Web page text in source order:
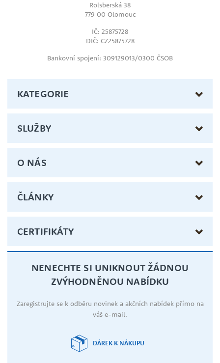
Rolsberská 38
779 00 Olomouc
IČ: 25875728
DIČ: CZ25875728
Bankovní spojení: 309129013/0300 ČSOB
KATEGORIE
SLUŽBY
O NÁS
ČLÁNKY
CERTIFIKÁTY
NENECHTE SI UNIKNOUT ŽÁDNOU
ZVÝHODNĚNOU NABÍDKU
Zaregistrujte se k odběru novinek a akčních nabídek přímo na
váš e-mail.
DÁREK K NÁKUPU